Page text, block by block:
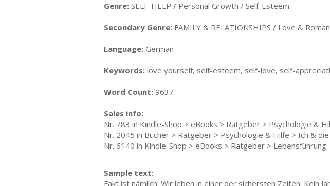
Genre: SELF-HELP / Personal Growth / Self-Esteem
Secondary Genre: FAMILY & RELATIONSHIPS / Love &
Language: German
Keywords: love yourself, self-esteem, self-love, self-
Word Count: 9637
Sales info:
Nr. 783 in Kindle-Shop > eBooks > Ratgeber > Psychologie &
Nr. 2045 in Bücher > Ratgeber > Psychologie & Hilfe > Ich &
Nr. 6140 in Kindle-Shop > eBooks > Ratgeber > Lebensführung
Sample text:
Fakt ist nämlich: Wir leben in einer der sichersten Zeiten. Kein